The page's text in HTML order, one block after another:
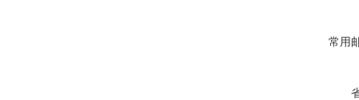
常用